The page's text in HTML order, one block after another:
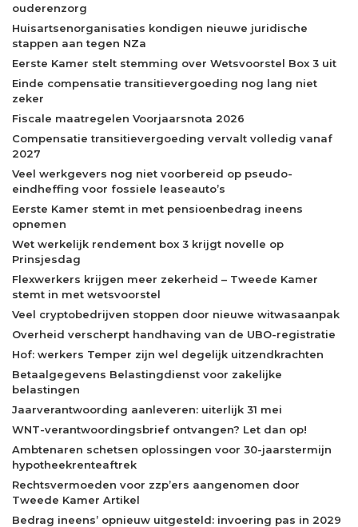
ouderenzorg
Huisartsenorganisaties kondigen nieuwe juridische
stappen aan tegen NZa
Eerste Kamer stelt stemming over Wetsvoorstel Box 3 uit
Einde compensatie transitievergoeding nog lang niet
zeker
Fiscale maatregelen Voorjaarsnota 2026
Compensatie transitievergoeding vervalt volledig vanaf
2027
Veel werkgevers nog niet voorbereid op pseudo-
eindheffing voor fossiele leaseauto’s
Eerste Kamer stemt in met pensioenbedrag ineens
opnemen
Wet werkelijk rendement box 3 krijgt novelle op
Prinsjesdag
Flexwerkers krijgen meer zekerheid – Tweede Kamer
stemt in met wetsvoorstel
Veel cryptobedrijven stoppen door nieuwe witwasaanpak
Overheid verscherpt handhaving van de UBO-registratie
Hof: werkers Temper zijn wel degelijk uitzendkrachten
Betaalgegevens Belastingdienst voor zakelijke
belastingen
Jaarverantwoording aanleveren: uiterlijk 31 mei
WNT-verantwoordingsbrief ontvangen? Let dan op!
Ambtenaren schetsen oplossingen voor 30-jaarstermijn
hypotheekrenteaftrek
Rechtsvermoeden voor zzp’ers aangenomen door
Tweede Kamer Artikel
Bedrag ineens’ opnieuw uitgesteld: invoering pas in 2029